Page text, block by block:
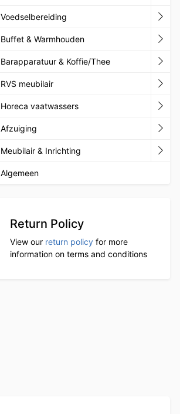
Voedselbereiding
Buffet & Warmhouden
Barapparatuur & Koffie/Thee
RVS meubilair
Horeca vaatwassers
Afzuiging
Meubilair & Inrichting
Algemeen
Return Policy
View our return policy for more
information on terms and conditions